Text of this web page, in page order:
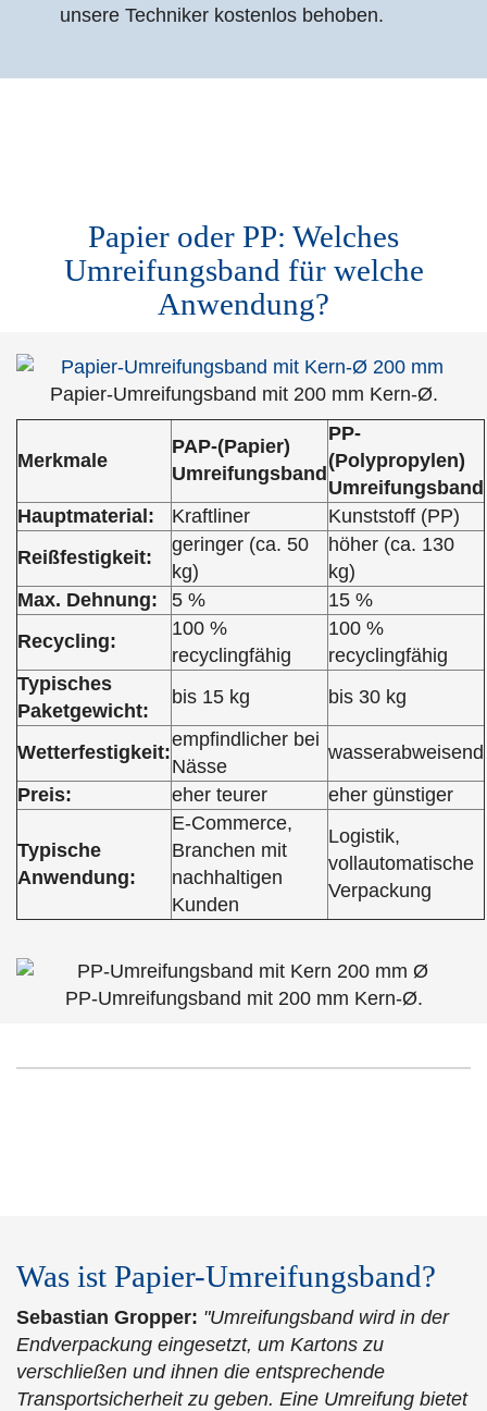
unsere Techniker kostenlos behoben.
Papier oder PP: Welches
Umreifungsband für welche
Anwendung?
Papier-Umreifungsband mit 200 mm Kern-Ø.
Merkmale
PAP-(Papier)
Umreifungsband
PP-
(Polypropylen)
Umreifungsband
Hauptmaterial:
Kraftliner
Kunststoff (PP)
Reißfestigkeit:
geringer (ca. 50
kg)
höher (ca. 130
kg)
Max. Dehnung:
5 %
15 %
Recycling:
100 %
recyclingfähig
100 %
recyclingfähig
Typisches
Paketgewicht:
bis 15 kg bis 30 kg
Wetterfestigkeit:
empfindlicher bei
Nässe
wasserabweisend
Preis:
eher teurer eher günstiger
Typische
Anwendung:
E-Commerce,
Branchen mit
nachhaltigen
Kunden
Logistik,
vollautomatische
Verpackung
PP-Umreifungsband mit 200 mm Kern-Ø.
Was ist Papier-Umreifungsband?
Sebastian Gropper: "Umreifungsband wird in der
Endverpackung eingesetzt, um Kartons zu
verschließen und ihnen die entsprechende
Transportsicherheit zu geben. Eine Umreifung bietet